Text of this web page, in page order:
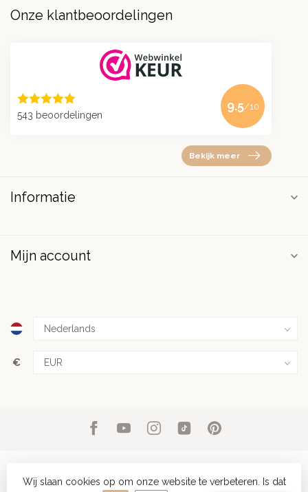
Onze klantbeoordelingen
543 beoordelingen
9.5/10
Bekijk meer
Informatie
Mijn account
€
© Copyright 2026 PuurSpirits.nl- Powered byLightspeed-
Wij slaan cookies op om onze website te verbeteren. Is dat